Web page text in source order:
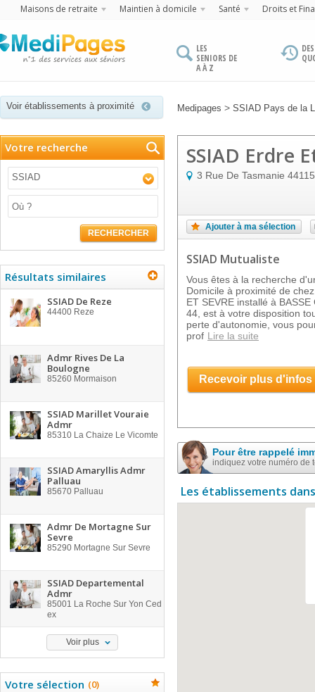
Maisons de retraite Maintien à domicile Santé Droits et
LES
SENIORS DE
A À Z
Voir établissements à proximité Medipages > SSIAD Pays de la
Votre recherche
SSIAD
RECHERCHER
Résultats similaires
SSIAD De Reze
44400 Reze
Admr Rives De La
Boulogne
85260 Mormaison
SSIAD Marillet Vouraie
Admr
85310 La Chaize Le Vicomte
SSIAD Amaryllis Admr
Palluau
85670 Palluau
Admr De Mortagne Sur
Sevre
85290 Mortagne Sur Sevre
SSIAD Departemental
Admr
85001 La Roche Sur Yon Ced
ex
Voir plus
Votre sélection (0)
SSIAD Erdre
3 Rue De Tasmanie 44115
Ajouter à ma sélection
SSIAD Mutualiste
Vous êtes à la recherche
Domicile à proximité de
ET SEVRE installé à
44, est à votre disposition
perte d'autonomie, vous
prof Lire la suite
Recevoir plus d'infos
Pour être rappelé
indiquez votre numéro de
Les établissements